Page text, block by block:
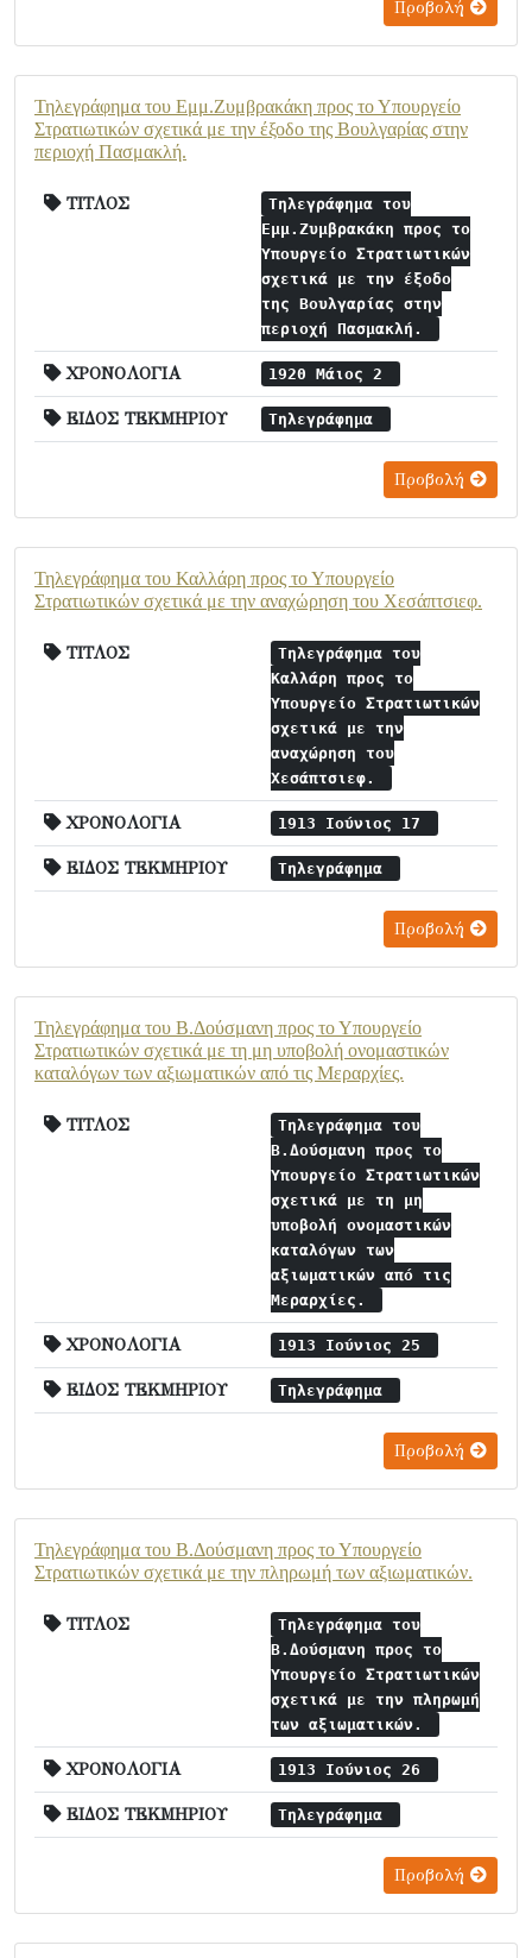
Προβολή
Τηλεγράφημα του Εμμ.Ζυμβρακάκη προς το Υπουργείο
Στρατιωτικών σχετικά με την έξοδο της Βουλγαρίας στην
περιοχή Πασμακλή.
ΤΙΤΛΟΣ
Τηλεγράφημα του
Εμμ.Ζυμβρακάκη προς το
Υπουργείο Στρατιωτικών
σχετικά με την έξοδο
της Βουλγαρίας στην
περιοχή Πασμακλή.
ΧΡΟΝΟΛΟΓΙΑ 1920 Μάιος 2
ΕΙΔΟΣ ΤΕΚΜΗΡΙΟΥ Τηλεγράφημα
Προβολή
Τηλεγράφημα του Καλλάρη προς το Υπουργείο
Στρατιωτικών σχετικά με την αναχώρηση του Χεσάπτσιεφ.
ΤΙΤΛΟΣ
Τηλεγράφημα του
Καλλάρη προς το
Υπουργείο Στρατιωτικών
σχετικά με την
αναχώρηση του
Χεσάπτσιεφ.
ΧΡΟΝΟΛΟΓΙΑ 1913 Ιούνιος 17
ΕΙΔΟΣ ΤΕΚΜΗΡΙΟΥ Τηλεγράφημα
Προβολή
Τηλεγράφημα του Β.Δούσμανη προς το Υπουργείο
Στρατιωτικών σχετικά με τη μη υποβολή ονομαστικών
καταλόγων των αξιωματικών από τις Μεραρχίες.
ΤΙΤΛΟΣ
Τηλεγράφημα του
Β.Δούσμανη προς το
Υπουργείο Στρατιωτικών
σχετικά με τη μη
υποβολή ονομαστικών
καταλόγων των
αξιωματικών από τις
Μεραρχίες.
ΧΡΟΝΟΛΟΓΙΑ 1913 Ιούνιος 25
ΕΙΔΟΣ ΤΕΚΜΗΡΙΟΥ Τηλεγράφημα
Προβολή
Τηλεγράφημα του Β.Δούσμανη προς το Υπουργείο
Στρατιωτικών σχετικά με την πληρωμή των αξιωματικών.
ΤΙΤΛΟΣ
Τηλεγράφημα του
Β.Δούσμανη προς το
Υπουργείο Στρατιωτικών
σχετικά με την πληρωμή
των αξιωματικών.
ΧΡΟΝΟΛΟΓΙΑ 1913 Ιούνιος 26
ΕΙΔΟΣ ΤΕΚΜΗΡΙΟΥ Τηλεγράφημα
Προβολή